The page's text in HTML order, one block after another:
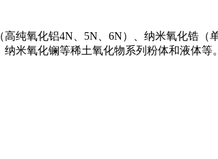
纯氧化铝4N、5N、6N）、纳米氧化锆
米氧化镧等稀土氧化物系列粉体和液体等